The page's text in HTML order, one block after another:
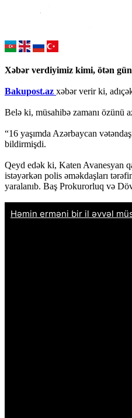
Xəbər verdiyimiz kimi, ötən
Bakupost.az xəbər verir ki,
Belə ki, müsahibə zamanı özünü
“16 yaşımda Azərbaycan
bildirmişdi.
Qeyd edək ki, Katen Avanesyan
istəyərkən polis əməkdaşları
yaralanıb. Baş Prokurorluq və